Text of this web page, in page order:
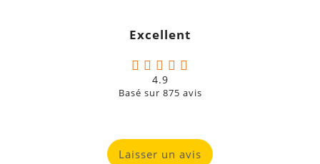
Excellent
4.9
Basé sur 875 avis
Laisser un avis